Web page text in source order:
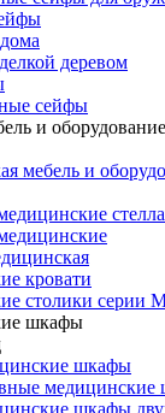
деревом
сейфы
и оборудование
мебель и
кровати
столики серии
шкафы
шкафы
медицинские
шкафы